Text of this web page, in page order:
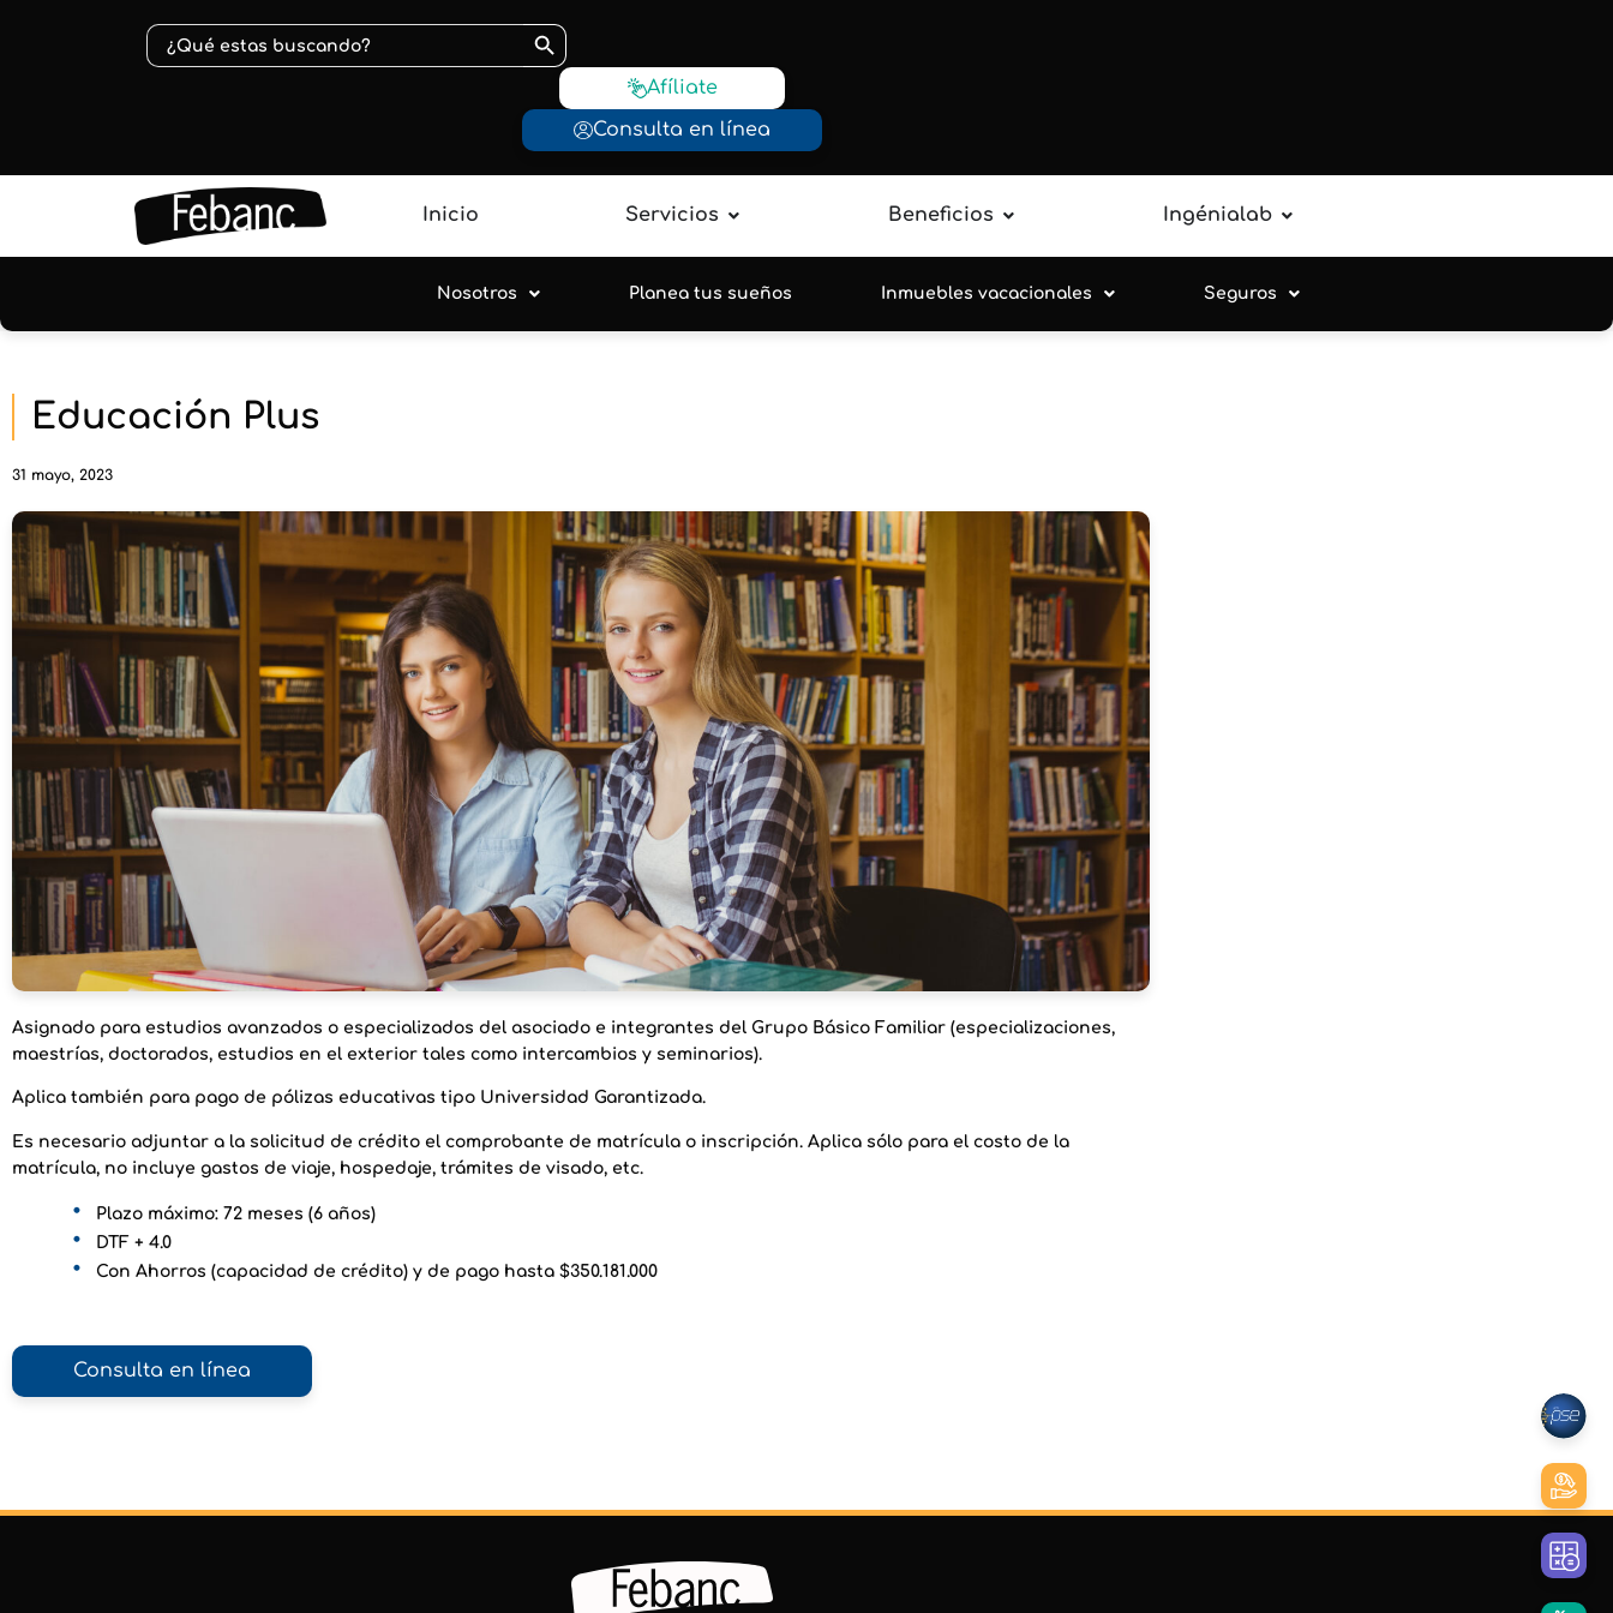
Buscar:
Botón de búsqueda
Afíliate
Consulta en línea
Inicio Servicios Beneficios Ingénialab
Nosotros Planea tus sueños Inmuebles vacacionales Seguros
Educación Plus
31 mayo, 2023
Asignado para estudios avanzados o especializados del asociado e integrantes del Grupo Básico Familiar (especializaciones,
maestrías, doctorados, estudios en el exterior tales como intercambios y seminarios).
Aplica también para pago de pólizas educativas tipo Universidad Garantizada.
Es necesario adjuntar a la solicitud de crédito el comprobante de matrícula o inscripción. Aplica sólo para el costo de la
matrícula, no incluye gastos de viaje, hospedaje, trámites de visado, etc.
Plazo máximo: 72 meses (6 años)
DTF + 4.0
Con Ahorros (capacidad de crédito) y de pago hasta $350.181.000
Consulta en línea